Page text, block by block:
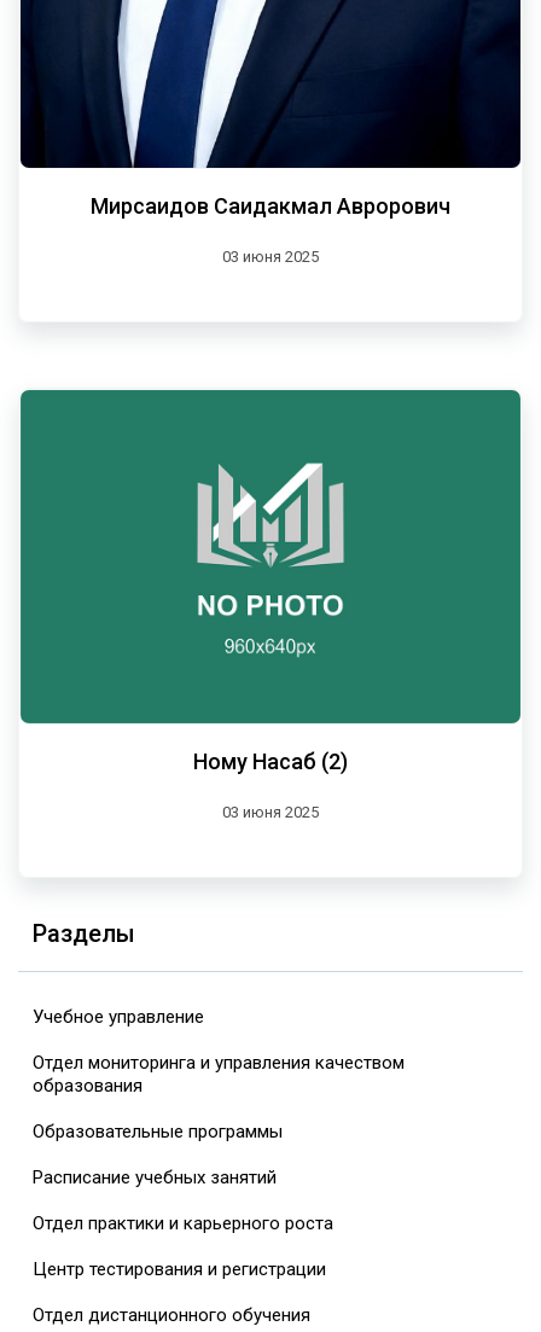
Мирсаидов Саидакмал Аврорович
03 июня 2025
Ному Насаб (2)
03 июня 2025
Разделы
Учебное управление
Отдел мониторинга и управления качеством
образования
Образовательные программы
Расписание учебных занятий
Отдел практики и карьерного роста
Центр тестирования и регистрации
Отдел дистанционного обучения